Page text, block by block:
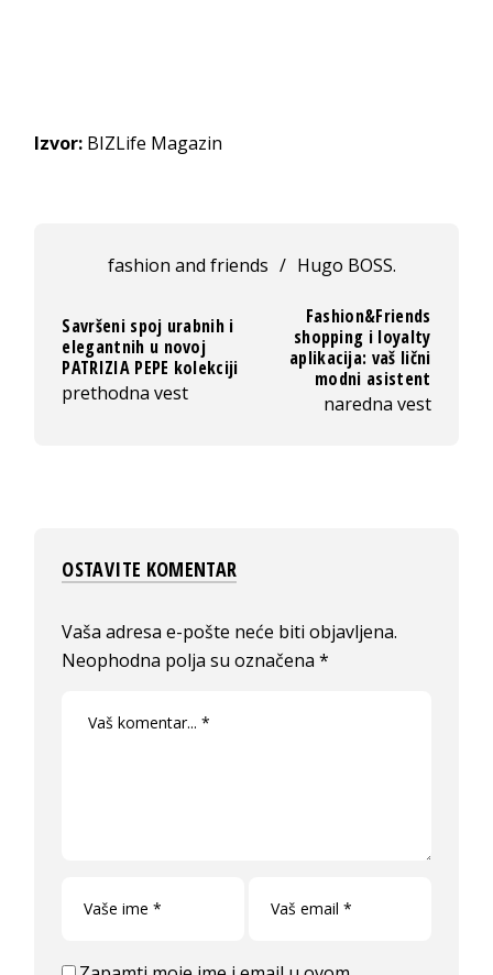
Izvor: BIZLife Magazin
fashion and friends / Hugo BOSS.
Savršeni spoj urabnih i
elegantnih u novoj
PATRIZIA PEPE kolekciji
prethodna vest
Fashion&Friends
shopping i loyalty
aplikacija: vaš lični
modni asistent
naredna vest
OSTAVITE KOMENTAR
Vaša adresa e-pošte neće biti objavljena.
Neophodna polja su označena*